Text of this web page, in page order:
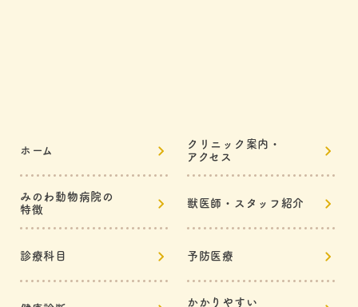
ホーム
クリニック案内・
アクセス
みのわ動物病院の
特徴
獣医師・スタッフ紹介
診療科目 予防医療
かかりやすい